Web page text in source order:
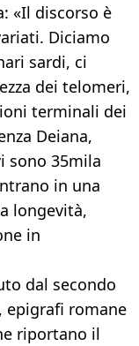
«Il discorso è
Diciamo
sardi, ci
dei telomeri,
terminali dei
Deiana,
sono 35mila
in una
longevità,
in
dal secondo
epigrafi romane
riportano il